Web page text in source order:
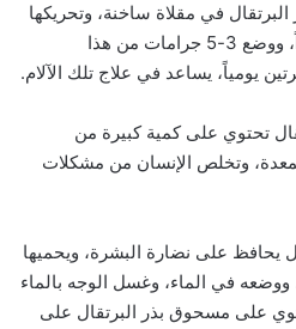
البرتقال في مقلاة ساخنة، وتحريكها
ببطء دون قليها ثم سحقها جيداً، ووضع 3-5 جرامات من هذا
يومياً، يساعد في علاج تلك الآلام.
تحتوي على كمية كبيرة من
وتخلص الإنسان من مشكلات
يحافظ على نضارة البشرة، ويحميها
في الماء، وغسل الوجه بالماء
على مسحوق بذر البرتقال على